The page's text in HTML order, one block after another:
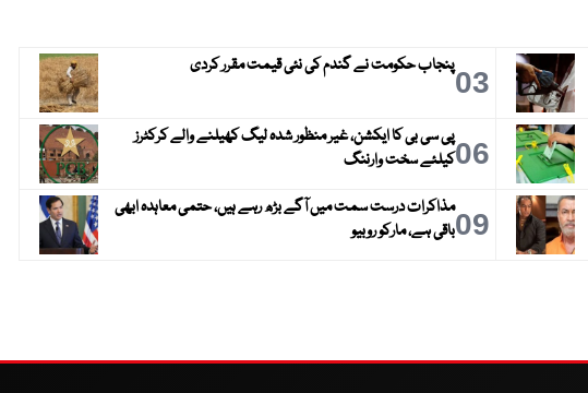
03پنجاب حکومت نے گندم کی نئی قیمت مقرر کردی
06پی سی بی کا ایکشن، غیر منظور شدہ لیگ کھیلنے والے کرکٹرز
کیلئے سخت وارننگ
09مذاکرات درست سمت میں آگے بڑھ رہے ہیں، حتمی معاہدہ ابھی
باقی ہے، مارکو روبیو